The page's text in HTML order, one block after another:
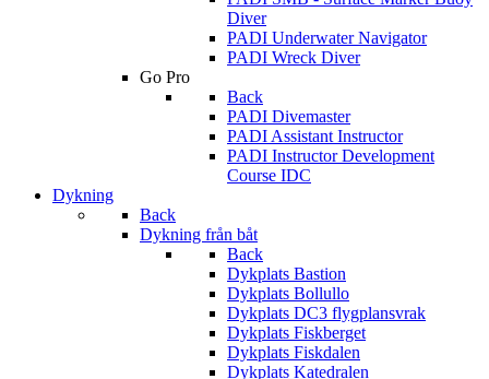
Diver
PADI Underwater Navigator
PADI Wreck Diver
Go Pro
Back
PADI Divemaster
PADI Assistant Instructor
PADI Instructor Development
Course IDC
Dykning
Back
Dykning från båt
Back
Dykplats Bastion
Dykplats Bollullo
Dykplats DC3 flygplansvrak
Dykplats Fiskberget
Dykplats Fiskdalen
Dykplats Katedralen